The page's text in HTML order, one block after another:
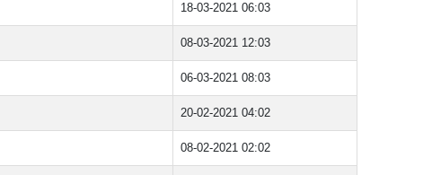
18-03-2021 06:03
08-03-2021 12:03
06-03-2021 08:03
20-02-2021 04:02
08-02-2021 02:02